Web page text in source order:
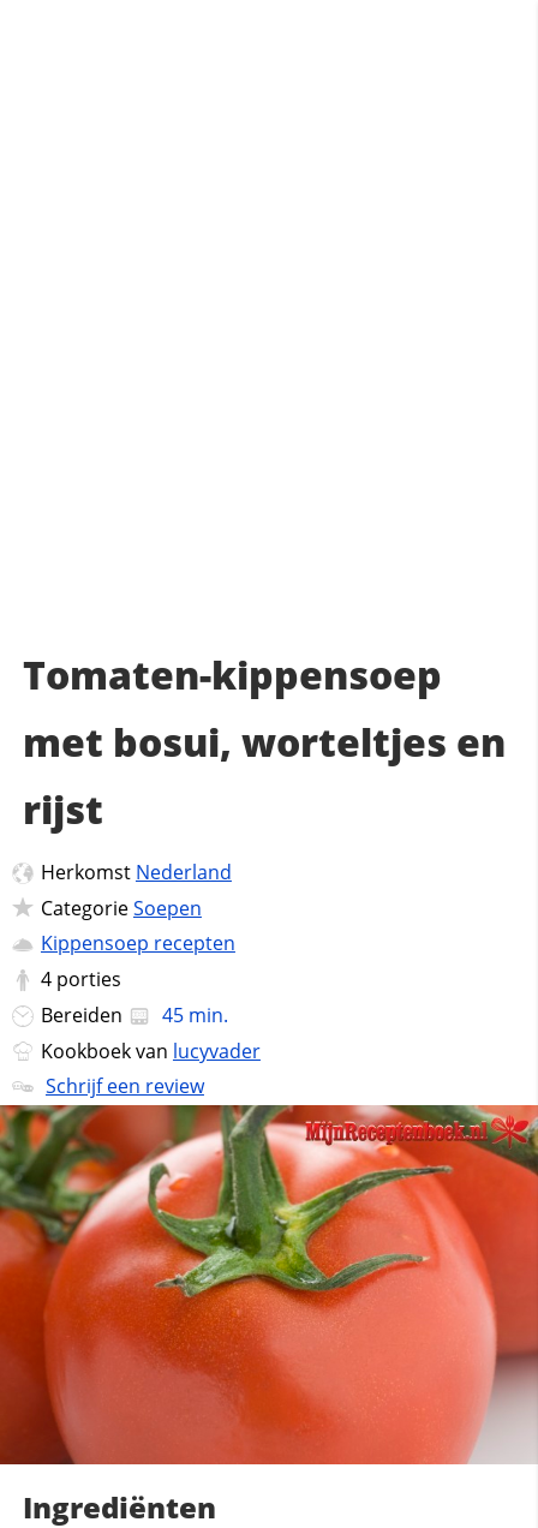
Tomaten-kippensoep
met bosui, worteltjes en
rijst
Herkomst Nederland
CategorieSoepen
Kippensoep recepten
4 porties
Bereiden
45 min.
Kookboek van lucyvader
Schrijf een review
Ingrediënten